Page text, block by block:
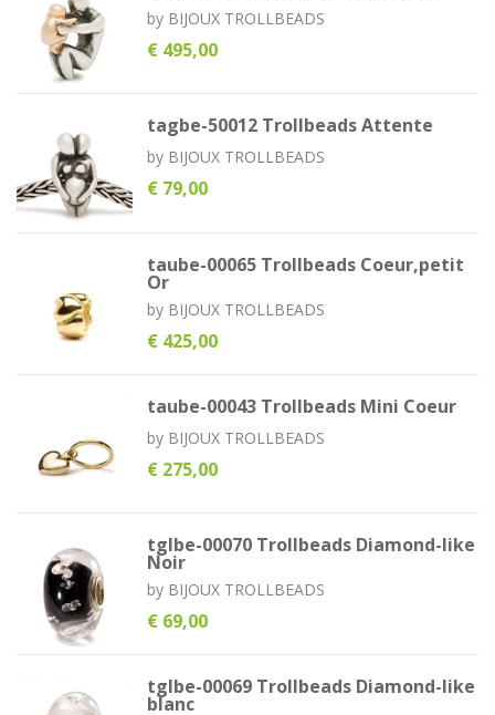
by BIJOUX TROLLBEADS
€ 495,00
tagbe-50012 Trollbeads Attente
by BIJOUX TROLLBEADS
€ 79,00
taube-00065 Trollbeads Coeur,petit
Or
by BIJOUX TROLLBEADS
€ 425,00
taube-00043 Trollbeads Mini Coeur
by BIJOUX TROLLBEADS
€ 275,00
tglbe-00070 Trollbeads Diamond-like
Noir
by BIJOUX TROLLBEADS
€ 69,00
tglbe-00069 Trollbeads Diamond-like
blanc